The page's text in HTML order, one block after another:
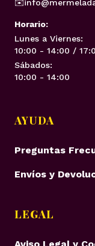
✉️
Horario:
Lunes a Viernes:
10:00 - 14:00 /
Sábados:
10:00 - 14:00
AYUDA
Preguntas
Envíos y
LEGAL